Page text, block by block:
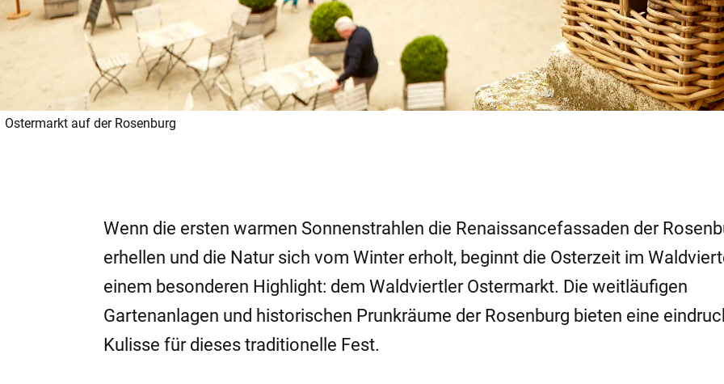
Ostermarkt auf der Rosenburg
Wenn die ersten warmen Sonnenstrahlen die Renaissancefassaden der
erhellen und die Natur sich vom Winter erholt, beginnt die Osterzeit im
einem besonderen Highlight: dem Waldviertler Ostermarkt. Die weitläufigen
Gartenanlagen und historischen Prunkräume der Rosenburg bieten eine
Kulisse für dieses traditionelle Fest.